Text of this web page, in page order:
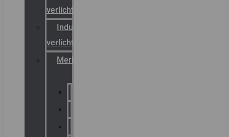
verlichting
Industriële
verlichting
Merken